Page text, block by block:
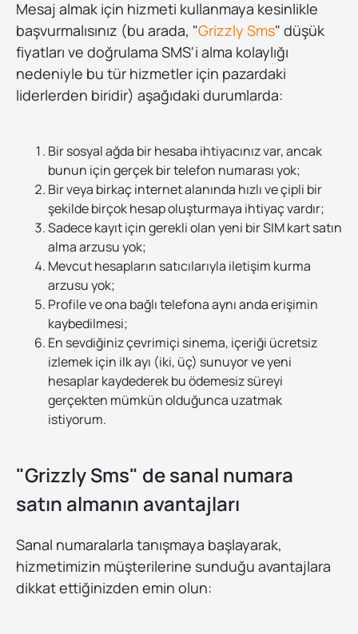
Mesaj almak için hizmeti kullanmaya kesinlikle
başvurmalısınız (bu arada, "Grizzly Sms" düşük
fiyatları ve doğrulama SMS'i alma kolaylığı
nedeniyle bu tür hizmetler için pazardaki
liderlerden biridir) aşağıdaki durumlarda:
Bir sosyal ağda bir hesaba ihtiyacınız var, ancak
bunun için gerçek bir telefon numarası yok;
Bir veya birkaç internet alanında hızlı ve çipli bir
şekilde birçok hesap oluşturmaya ihtiyaç vardır;
Sadece kayıt için gerekli olan yeni bir SIM kart satın
alma arzusu yok;
Mevcut hesapların satıcılarıyla iletişim kurma
arzusu yok;
Profile ve ona bağlı telefona aynı anda erişimin
kaybedilmesi;
En sevdiğiniz çevrimiçi sinema, içeriği ücretsiz
izlemek için ilk ayı (iki, üç) sunuyor ve yeni
hesaplar kaydederek bu ödemesiz süreyi
gerçekten mümkün olduğunca uzatmak
istiyorum.
"Grizzly Sms" de sanal numara
satın almanın avantajları
Sanal numaralarla tanışmaya başlayarak,
hizmetimizin müşterilerine sunduğu avantajlara
dikkat ettiğinizden emin olun: